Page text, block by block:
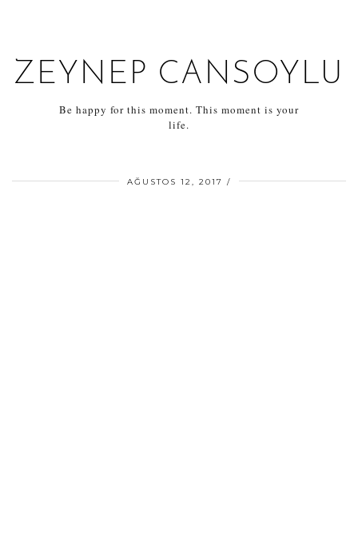
ZEYNEP CANSOYLU
Be happy for this moment. This moment is your
life.
AĞUSTOS 12, 2017